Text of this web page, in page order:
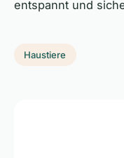
entspannt und
Haustiere